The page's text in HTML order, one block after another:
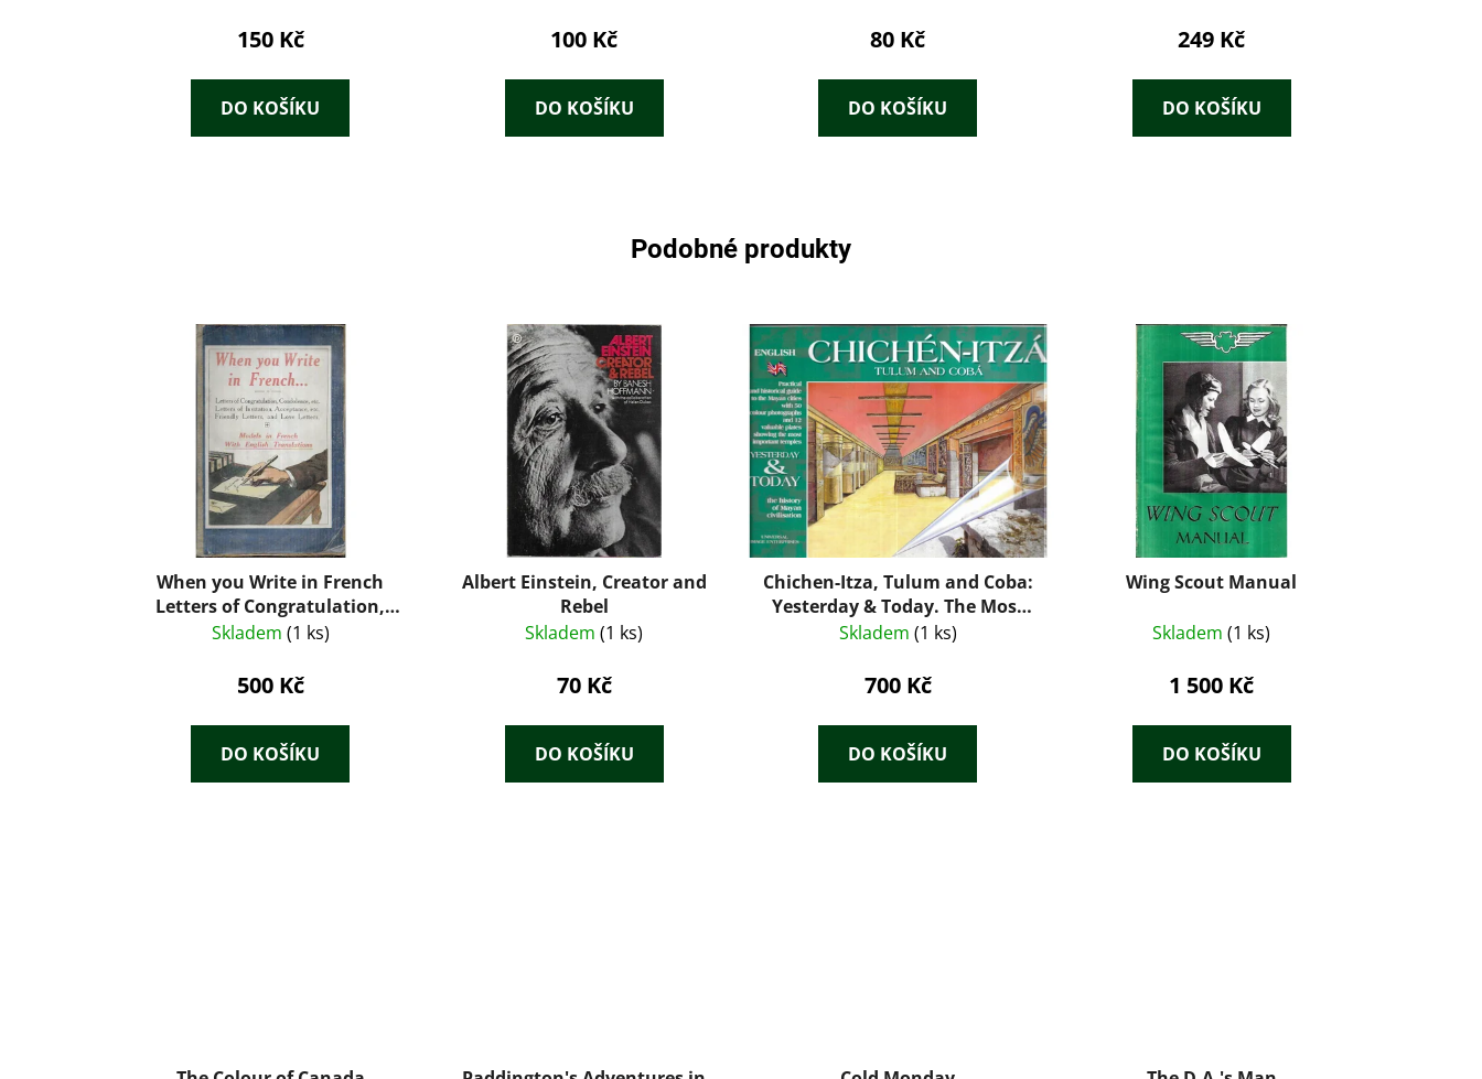
150 Kč
DO KOŠÍKU
100 Kč
DO KOŠÍKU
80 Kč
DO KOŠÍKU
249 Kč
DO KOŠÍKU
Podobné produkty
When you Write in French
Letters of Congratulation,
Condolence, etc. Letters of
Friendly Letters, and Love
English Translations
Skladem (1 ks)
500 Kč
DO KOŠÍKU
Albert Einstein, Creator and
Rebel
Skladem(1 ks)
70 Kč
DO KOŠÍKU
Chichen-Itza, Tulum and Coba:
Yesterday & Today. The Most
Important Temple
Skladem (1 ks)
700 Kč
DO KOŠÍKU
Wing Scout Manual
Skladem(1 ks)
1 500 Kč
DO KOŠÍKU